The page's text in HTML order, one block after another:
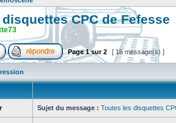
CPC de Fefesse
Page1sur2 [ 18 message(s) ]
Sujet du message : Toutes les disquettes